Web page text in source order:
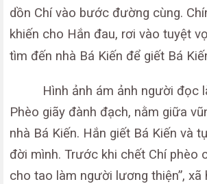
dồn Chí vào bước đường cùng.
khiến cho Hắn đau, rơi vào tuyệt
tìm đến nhà Bá Kiến để giết Bá
Hình ảnh ám ảnh người đọc
Phèo giãy đành đạch, nằm giữa
nhà Bá Kiến. Hắn giết Bá Kiến và
đời mình. Trước khi chết Chí phèo
cho tao làm người lương thiện”, xã